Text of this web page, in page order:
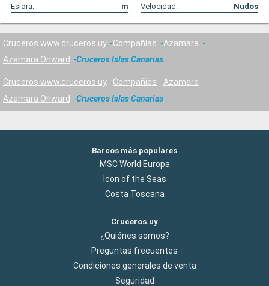
Eslora:
m Velocidad: Nudos
Cruceros www.cruceros.uy Compañías
Azamara
Azamara Onward
Cruceros Islas Canarias
Cruceros www.cruceros.uy Compañías
Azamara
Azamara Onward
Cruceros Islas Canarias
Barcos más populares
MSC World Europa
Icon of the Seas
Costa Toscana
Cruceros.uy
¿Quiénes somos?
Preguntas frecuentes
Condiciones generales de venta
Seguridad